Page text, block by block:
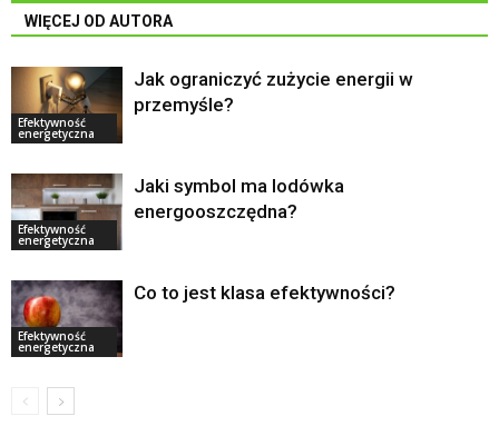
WIĘCEJ OD AUTORA
Efektywność
energetyczna
Jak ograniczyć zużycie energii w
przemyśle?
Efektywność
energetyczna
Jaki symbol ma lodówka
energooszczędna?
Efektywność
energetyczna
Co to jest klasa efektywności?